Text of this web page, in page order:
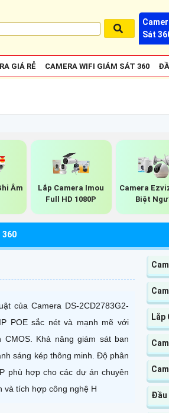
Sát
GIÁ RẺ CAMERA WIFI GIÁM SÁT 360
Âm
Lắp Camera Imou
Full HD 1080P
Camera
Biệt
360
của Camera DS-2CD2783G2-
POE sắc nét và mạnh mẽ với
CMOS. Khả năng giám sát ban
sáng kép thông minh. Độ phân
phù hợp cho các dự án chuyên
và tích hợp công nghệ H
Lắp
Đầu